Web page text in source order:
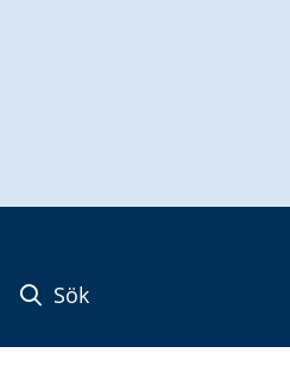
Sök